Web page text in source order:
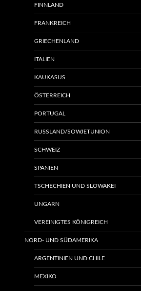
FINNLAND
FRANKREICH
GRIECHENLAND
ITALIEN
KAUKASUS
ÖSTERREICH
PORTUGAL
RUSSLAND/SOWJETUNION
SCHWEIZ
SPANIEN
TSCHECHIEN UND SLOWAKEI
UNGARN
VEREINIGTES KÖNIGREICH
NORD- UND SÜDAMERIKA
ARGENTINIEN UND CHILE
MEXIKO